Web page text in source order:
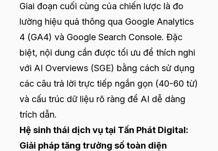
Giai đoạn cuối cùng của chiến lược là đo
lường hiệu quả thông qua Google Analytics
4 (GA4) và Google Search Console. Đặc
biệt, nội dung cần được tối ưu để thích nghi
với AI Overviews (SGE) bằng cách sử dụng
các câu trả lời trực tiếp ngắn gọn (40-60 từ)
và cấu trúc dữ liệu rõ ràng để AI dễ dàng
trích dẫn.
Hệ sinh thái dịch vụ tại Tấn Phát Digital:
Giải pháp tăng trưởng số toàn diện